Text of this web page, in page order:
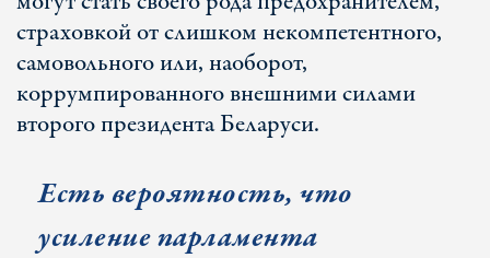
страховкой от слишком некомпетентного,
самовольного или, наоборот,
коррумпированного внешними силами
второго президента Беларуси.
Есть вероятность, что
усиление парламента